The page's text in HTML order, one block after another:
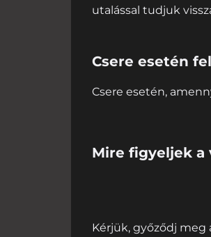
utalással tudjuk
Csere esetén
Csere esetén,
Mire figyeljek a
Kérjük, győződj meg